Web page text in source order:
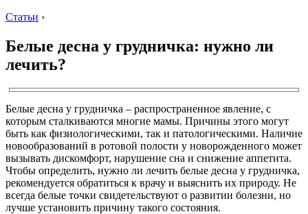
Статьи ›
Белые десна у грудничка: нужно ли
лечить?
Белые десна у грудничка – распространенное явление, с
которым сталкиваются многие мамы. Причины этого могут
быть как физиологическими, так и патологическими. Наличие
новообразований в ротовой полости у новорожденного может
вызывать дискомфорт, нарушение сна и снижение аппетита.
Чтобы определить, нужно ли лечить белые десна у грудничка,
рекомендуется обратиться к врачу и выяснить их природу. Не
всегда белые точки свидетельствуют о развитии болезни, но
лучше установить причину такого состояния.